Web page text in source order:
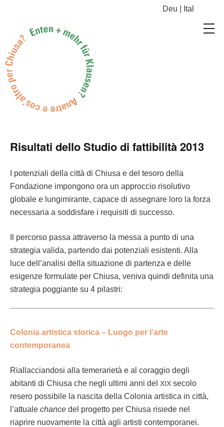
Deu Ital
Risultati dello Studio di fattibilità 2013
I poten­ziali del­la cit­tà di Chiusa e del tesoro del­la
Fon­dazione impon­gono ora un approc­cio riso­lu­ti­vo
glob­ale e lungimi­rante, capace di asseg­nare loro la forza
nec­es­saria a sod­dis­fare i req­ui­si­ti di successo.
Il per­cor­so pas­sa attra­ver­so la mes­sa a pun­to di una
strate­gia val­i­da, par­tendo dai poten­ziali esisten­ti. Alla
luce del­l’anal­isi del­la situ­azione di parten­za e delle
esi­gen­ze for­mu­late per Chiusa, veni­va quin­di defini­ta una
strate­gia pog­giante su 4 pilastri:
Colo­nia artis­ti­ca stor­i­ca – Luo­go per l’arte
contemporanea
Rial­lac­cian­dosi alla temer­a­ri­età e al cor­ag­gio degli
abi­tan­ti di Chiusa che negli ulti­mi anni del XIX sec­o­lo
resero pos­si­bile la nasci­ta del­la Colo­nia artis­ti­ca in cit­tà,
l’at­tuale chance del prog­et­to per Chiusa risiede nel
riaprire nuo­va­mente la cit­tà agli artisti contemporanei.